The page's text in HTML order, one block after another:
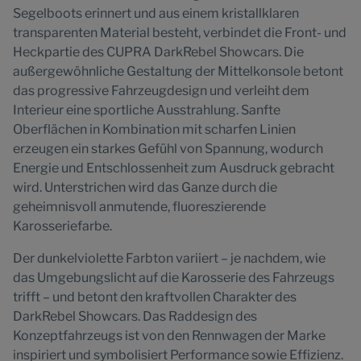
Segelboots erinnert und aus einem kristallklaren
transparenten Material besteht, verbindet die Front- und
Heckpartie des CUPRA DarkRebel Showcars. Die
außergewöhnliche Gestaltung der Mittelkonsole betont
das progressive Fahrzeugdesign und verleiht dem
Interieur eine sportliche Ausstrahlung. Sanfte
Oberflächen in Kombination mit scharfen Linien
erzeugen ein starkes Gefühl von Spannung, wodurch
Energie und Entschlossenheit zum Ausdruck gebracht
wird. Unterstrichen wird das Ganze durch die
geheimnisvoll anmutende, fluoreszierende
Karosseriefarbe.
Der dunkelviolette Farbton variiert – je nachdem, wie
das Umgebungslicht auf die Karosserie des Fahrzeugs
trifft – und betont den kraftvollen Charakter des
DarkRebel Showcars. Das Raddesign des
Konzeptfahrzeugs ist von den Rennwagen der Marke
inspiriert und symbolisiert Performance sowie Effizienz.